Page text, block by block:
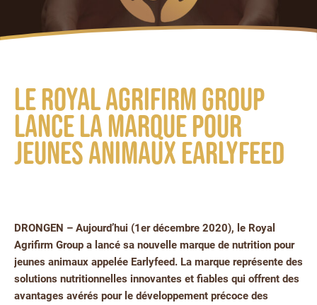
Le Royal Agrifirm Group
lance la marque pour
jeunes animaux Earlyfeed
DRONGEN – Aujourd’hui (1er décembre 2020), le Royal
Agrifirm Group a lancé sa nouvelle marque de nutrition pour
jeunes animaux appelée Earlyfeed. La marque représente des
solutions nutritionnelles innovantes et fiables qui offrent des
avantages avérés pour le développement précoce des